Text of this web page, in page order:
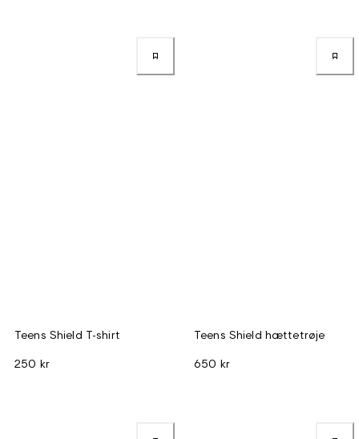
Teens Shield T-shirt
250 kr
Teens Shield hættetrøje
650 kr